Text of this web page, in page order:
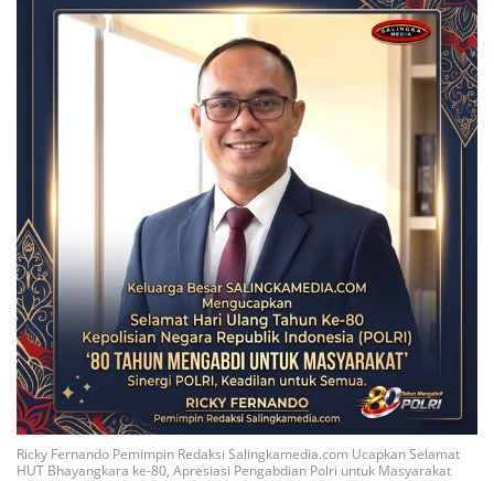
Ricky Fernando Pemimpin Redaksi Salingkamedia.com Ucapkan Selamat
HUT Bhayangkara ke-80, Apresiasi Pengabdian Polri untuk Masyarakat